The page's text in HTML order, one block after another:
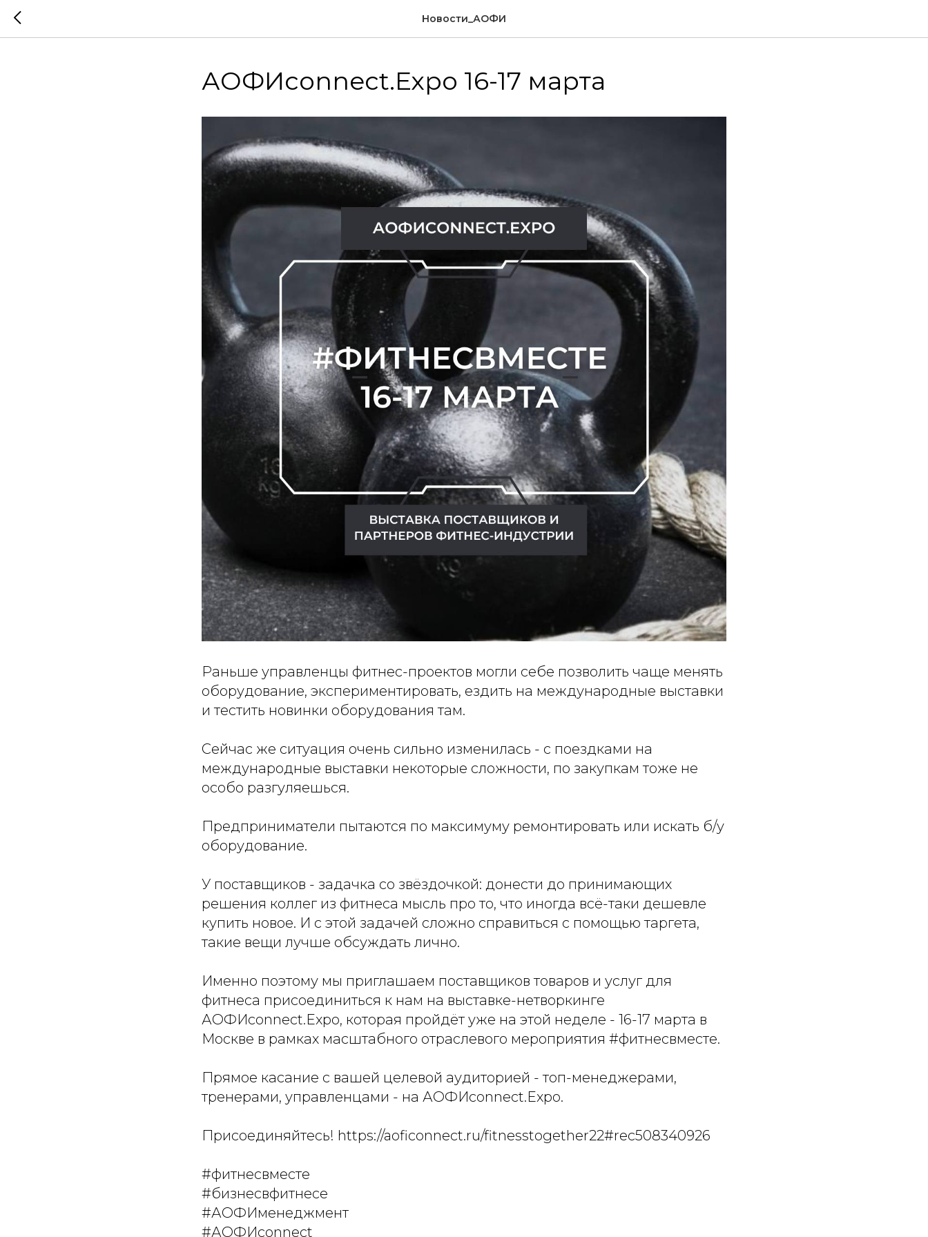
Новости_АОФИ
АОФИconnect.Expo 16-17 марта
Раньше управленцы фитнес-проектов могли себе позволить чаще менять
оборудование, экспериментировать, ездить на международные выставки
и тестить новинки оборудования там.
Сейчас же ситуация очень сильно изменилась - с поездками на
международные выставки некоторые сложности, по закупкам тоже не
особо разгуляешься.
Предприниматели пытаются по максимуму ремонтировать или искать б/у
оборудование.
У поставщиков - задачка со звёздочкой: донести до принимающих
решения коллег из фитнеса мысль про то, что иногда всё-таки дешевле
купить новое. И с этой задачей сложно справиться с помощью таргета,
такие вещи лучше обсуждать лично.
Именно поэтому мы приглашаем поставщиков товаров и услуг для
фитнеса присоединиться к нам на выставке-нетворкинге
АОФИconnect.Expo, которая пройдёт уже на этой неделе - 16-17 марта в
Москве в рамках масштабного отраслевого мероприятия #фитнесвместе.
Прямое касание с вашей целевой аудиторией - топ-менеджерами,
тренерами, управленцами - на АОФИconnect.Expo.
Присоединяйтесь! https://aoficonnect.ru/fitnesstogether22#rec508340926
#фитнесвместе
#бизнесвфитнесе
#АОФИменеджмент
#АОФИconnect